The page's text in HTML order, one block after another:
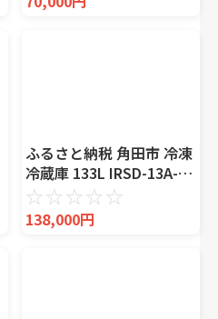
ふるさと納税 角田市 冷凍
冷蔵庫 133L IRSD-13A-B
ブラック
☆☆☆☆☆
138,000円